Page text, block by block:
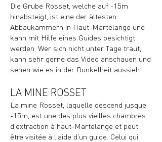
Die Grube Rosset, welche auf -15m
hinabsteigt, ist eine der ältesten
Abbaukammern in Haut-Martelange und
kann mit Hilfe eines Guides besichtigt
werden. Wer sich nicht unter Tage traut,
kann sehr gerne das Video anschauen und
sehen wie es in der Dunkelheit aussieht.
LA MINE ROSSET
La mine Rosset, laquelle descend jusque
-15m, est une des plus vieilles chambres
d'extraction à haut-Martelange et peut
être visitée à l'aide d'un guide. Celui qui